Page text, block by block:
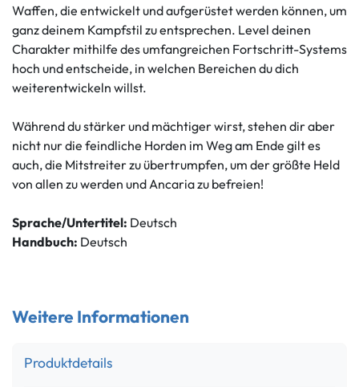
Waffen, die entwickelt und aufgerüstet werden können, um
ganz deinem Kampfstil zu entsprechen. Level deinen
Charakter mithilfe des umfangreichen Fortschritt-Systems
hoch und entscheide, in welchen Bereichen du dich
weiterentwickeln willst.
Während du stärker und mächtiger wirst, stehen dir aber
nicht nur die feindliche Horden im Weg am Ende gilt es
auch, die Mitstreiter zu übertrumpfen, um der größte Held
von allen zu werden und Ancaria zu befreien!
Sprache/Untertitel: Deutsch
Handbuch: Deutsch
Weitere Informationen
Produktdetails